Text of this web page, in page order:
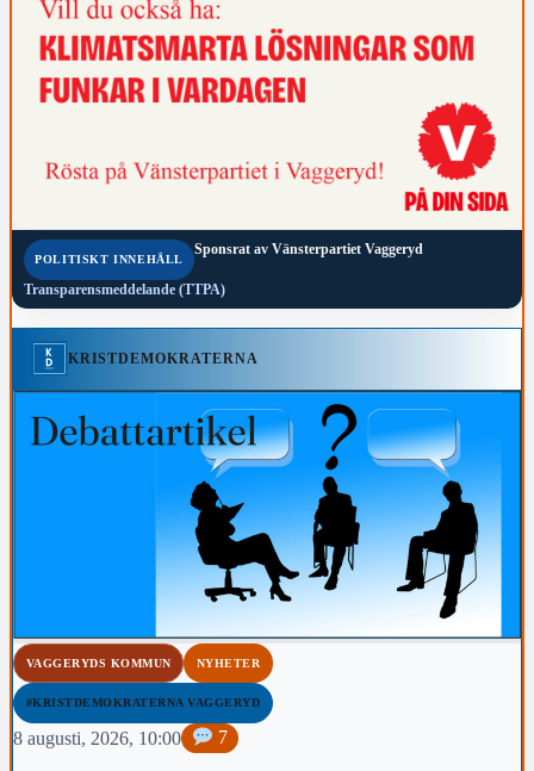
POLITISKT INNEHÅLL
Sponsrat av Vänsterpartiet Vaggeryd
Transparensmeddelande (TTPA)
KRISTDEMOKRATERNA
VAGGERYDS KOMMUN NYHETER
#KRISTDEMOKRATERNA VAGGERYD
8 augusti, 2026, 10:00 7